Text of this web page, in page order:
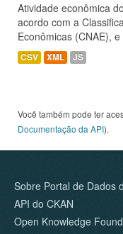
Atividade econômica
acordo com a
Econômicas (CNAE),
CSV XML JS
Você também pode ter
Documentação da API).
Sobre Portal de Dados
API do CKAN
Open Knowledge